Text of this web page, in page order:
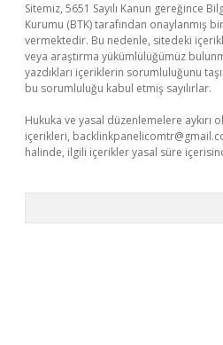
Sitemiz, 5651 Sayılı Kanun gereğince
Kurumu (BTK) tarafından onaylanmış
vermektedir. Bu nedenle, sitedeki
veya araştırma yükümlülüğümüz
yazdıkları içeriklerin sorumluluğunu
bu sorumluluğu kabul etmiş sayılırlar.
Hukuka ve yasal düzenlemelere aykırı
içerikleri,
halinde, ilgili içerikler yasal süre